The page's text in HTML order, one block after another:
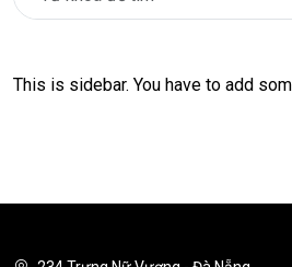
This is sidebar. You have to add